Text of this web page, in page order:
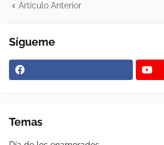
Artículo Anterior
Sígueme
Temas